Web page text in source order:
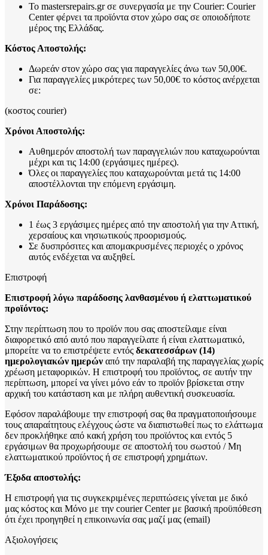
Το mastersrepairs.gr σε συνεργασία με την Courier: Courier
Center φέρνει τα προϊόντα στον χώρο σας σε οποιοδήποτε
μέρος της Ελλάδας.
Κόστος Αποστολής:
Δωρεάν στον χώρο σας για παραγγελίες άνω των 50,00€.
Για παραγγελίες μικρότερες των 50,00€ το κόστος ανέρχεται
σε:
(κοστος courier)
Χρόνοι Αποστολής:
Αυθημερόν αποστολή των παραγγελιών που καταχωρούνται
μέχρι και τις 14:00 (εργάσιμες ημέρες).
Όλες οι παραγγελίες που καταχωρούνται μετά τις 14:00
αποστέλλονται την επόμενη εργάσιμη.
Χρόνοι Παράδοσης:
1 έως 3 εργάσιμες ημέρες από την αποστολή για την Αττική,
χερσαίους και νησιωτικούς προορισμούς.
Σε δυσπρόσιτες και απομακρυσμένες περιοχές ο χρόνος
αυτός ενδέχεται να αυξηθεί.
Επιστροφή
Επιστροφή λόγω παράδοσης λανθασμένου ή ελαττωματικού
προϊόντος:
Στην περίπτωση που το προϊόν που σας αποστείλαμε είναι
διαφορετικό από αυτό που παραγγείλατε ή είναι ελαττωματικό,
μπορείτε να το επιστρέψετε εντός δεκατεσσάρων (14)
ημερολογιακών ημερών από την παραλαβή της παραγγελίας χωρίς
χρέωση μεταφορικών. Η επιστροφή του προϊόντος, σε αυτήν την
περίπτωση, μπορεί να γίνει μόνο εάν το προϊόν βρίσκεται στην
αρχική του κατάσταση και με πλήρη αυθεντική συσκευασία.
Εφόσον παραλάβουμε την επιστροφή σας θα πραγματοποιήσουμε
τους απαραίτητους ελέγχους ώστε να διαπιστωθεί πως το ελάττωμα
δεν προκλήθηκε από κακή χρήση του προϊόντος και εντός 5
εργάσιμων θα προχωρήσουμε σε αποστολή του σωστού / Μη
ελαττωματικού προϊόντος ή σε επιστροφή χρημάτων.
Έξοδα αποστολής:
Η επιστροφή για τις συγκεκριμένες περιπτώσεις γίνεται με δικό
μας κόστος και Μόνο με την courier Center με βασική προϋπόθεση
ότι έχει προηγηθεί η επικοινωνία σας μαζί μας (email)
Αξιολογήσεις